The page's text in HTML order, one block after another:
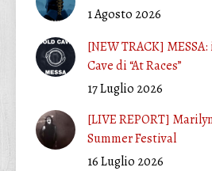
1 Agosto 2026
[NEW TRACK]
Cave di “At Races”
17 Luglio 2026
[LIVE REPORT]
Summer Festival
16 Luglio 2026